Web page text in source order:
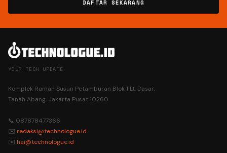
DAFTAR SEKARANG
YOUR TECH UPDATE
Komplek Rumah Susun Petamburan Blok 1 Lt. Dasar,
Tanah Abang, Jakarta Pusat 10260
📞 087878477366
✉️ redaksi@technologue.id
✉️ hai@technologue.id